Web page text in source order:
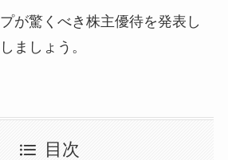
が驚くべき株主優待を発表し
ましょう。
目次